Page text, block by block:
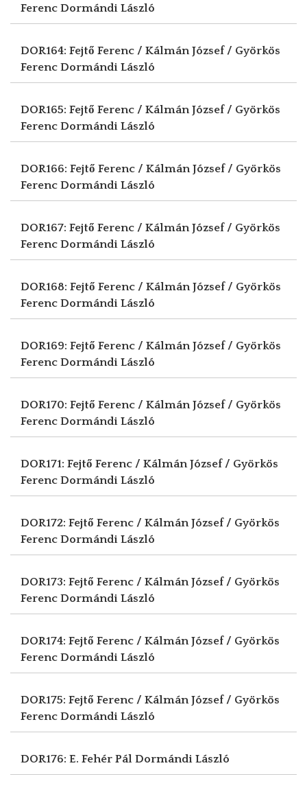
Ferenc Dormándi László
DOR164: Fejtő Ferenc / Kálmán József / Györkös
Ferenc Dormándi László
DOR165: Fejtő Ferenc / Kálmán József / Györkös
Ferenc Dormándi László
DOR166: Fejtő Ferenc / Kálmán József / Györkös
Ferenc Dormándi László
DOR167: Fejtő Ferenc / Kálmán József / Györkös
Ferenc Dormándi László
DOR168: Fejtő Ferenc / Kálmán József / Györkös
Ferenc Dormándi László
DOR169: Fejtő Ferenc / Kálmán József / Györkös
Ferenc Dormándi László
DOR170: Fejtő Ferenc / Kálmán József / Györkös
Ferenc Dormándi László
DOR171: Fejtő Ferenc / Kálmán József / Györkös
Ferenc Dormándi László
DOR172: Fejtő Ferenc / Kálmán József / Györkös
Ferenc Dormándi László
DOR173: Fejtő Ferenc / Kálmán József / Györkös
Ferenc Dormándi László
DOR174: Fejtő Ferenc / Kálmán József / Györkös
Ferenc Dormándi László
DOR175: Fejtő Ferenc / Kálmán József / Györkös
Ferenc Dormándi László
DOR176: E. Fehér Pál Dormándi László